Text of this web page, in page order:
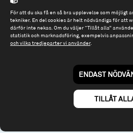
Tel: 08 - 545 813
Till spiltan.se
© 2026 - Spiltan
By Sphinxly
För att du ska få en så bra upplevelse som möjligt
tekniker. En del cookies är helt nödvändiga för att
därför inte nekas. Om du väljer “Tillåt alla”
statistik och marknadsföring, exempelvis
och vilka tredjeparter vi använder.
ENDAST
TILLÅT